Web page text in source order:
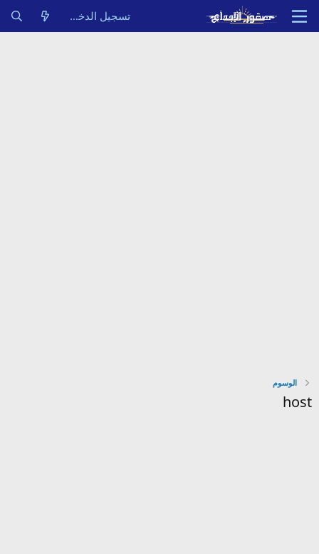
تسجيل الدخول
الوسوم
host